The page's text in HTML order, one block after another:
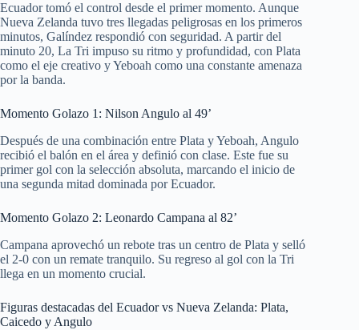
Ecuador tomó el control desde el primer momento. Aunque
Nueva Zelanda tuvo tres llegadas peligrosas en los primeros
minutos, Galíndez respondió con seguridad. A partir del
minuto 20, La Tri impuso su ritmo y profundidad, con Plata
como el eje creativo y Yeboah como una constante amenaza
por la banda.
Momento Golazo 1: Nilson Angulo al 49’
Después de una combinación entre Plata y Yeboah, Angulo
recibió el balón en el área y definió con clase. Este fue su
primer gol con la selección absoluta, marcando el inicio de
una segunda mitad dominada por Ecuador.
Momento Golazo 2: Leonardo Campana al 82’
Campana aprovechó un rebote tras un centro de Plata y selló
el 2-0 con un remate tranquilo. Su regreso al gol con la Tri
llega en un momento crucial.
Figuras destacadas del Ecuador vs Nueva Zelanda: Plata,
Caicedo y Angulo